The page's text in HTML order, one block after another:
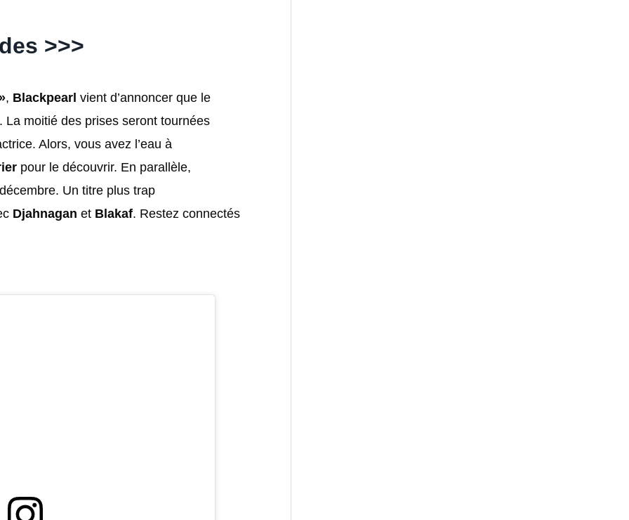
>>>
, Blackpearl vient d’annoncer que le
. La moitié des prises seront tournées
Alors, vous avez l’eau à
pour le découvrir. En parallèle,
Un titre plus trap
Djahnagan et Blakaf. Restez connectés